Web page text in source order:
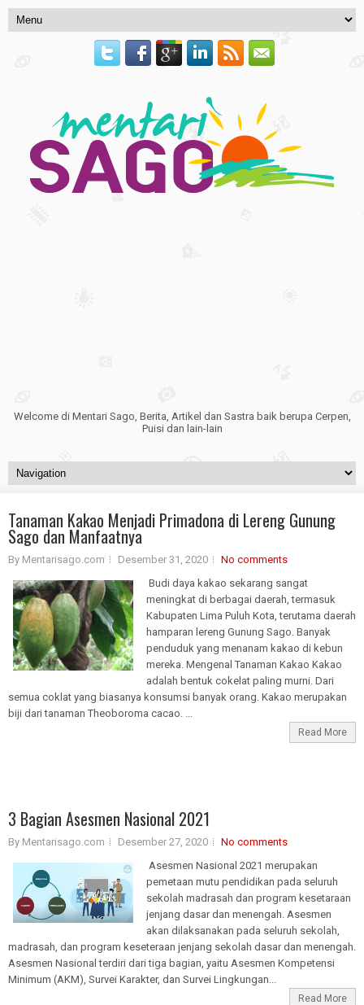
Welcome di Mentari Sago, Berita, Artikel dan Sastra baik berupa Cerpen,
Puisi dan lain-lain
Tanaman Kakao Menjadi Primadona di Lereng Gunung
Sago dan Manfaatnya
By Mentarisago.com Desember 31, 2020
No comments
Budi daya kakao sekarang sangat
meningkat di berbagai daerah, termasuk
Kabupaten Lima Puluh Kota, terutama daerah
hamparan lereng Gunung Sago. Banyak
penduduk yang menanam kakao di kebun
mereka. Mengenal Tanaman Kakao Kakao
adalah bentuk cokelat paling murni. Dari
semua coklat yang biasanya konsumsi banyak orang. Kakao merupakan
biji dari tanaman Theoboroma cacao. ...
Read More
3 Bagian Asesmen Nasional 2021
By Mentarisago.com Desember 27, 2020
No comments
Asesmen Nasional 2021 merupakan
pemetaan mutu pendidikan pada seluruh
sekolah madrasah dan program kesetaraan
jenjang dasar dan menengah. Asesmen
akan dilaksanakan pada seluruh sekolah,
madrasah, dan program keseteraan jenjang sekolah dasar dan menengah.
Asesmen Nasional terdiri dari tiga bagian, yaitu Asesmen Kompetensi
Minimum (AKM), Survei Karakter, dan Survei Lingkungan...
Read More